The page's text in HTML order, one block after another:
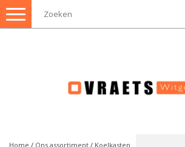
Toggle
navigation
Home / Ons assortiment / Koelkasten